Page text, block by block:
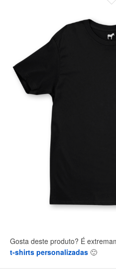
Gosta deste produto? É
t-shirts personalizadas 🙂